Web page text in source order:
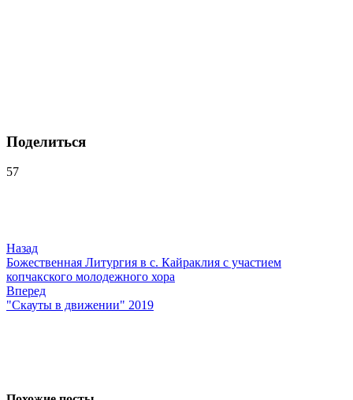
Поделиться
57
Назад
Божественная Литургия в с. Кайраклия с участием
копчакского молодежного хора
Вперед
"Скауты в движении" 2019